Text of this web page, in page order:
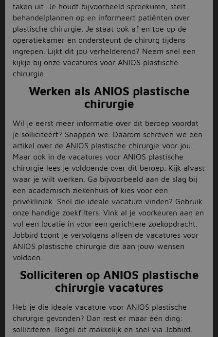
taken uit. Je houdt bijvoorbeeld spreekuren, stelt
behandelplannen op en informeert patiënten over
plastische chirurgie. Je staat ook af en toe op de
operatiekamer en ondersteunt de chirurg tijdens
ingrepen. Lijkt dit jou verhelderend? Neem snel een
kijkje bij onze vacatures voor ANIOS plastische
chirurgie.
Werken als ANIOS plastische
chirurgie
Wil je eerst meer informatie over dit beroep voordat
je solliciteert? Snappen we. Daarom schreven we een
artikel over de ANIOS plastische chirurgie voor jou.
Maar ook in de vacatures voor ANIOS plastische
chirurgie lees je voldoende over dit beroep. Kijk alvast
waar je wilt werken. Ga bijvoorbeeld aan de slag bij
een academisch ziekenhuis of kies voor een
privékliniek. Snel die ideale vacature vinden? Gebruik
onze handige zoekfilters. Vink al je voorkeuren aan en
vul een locatie in voor een gerichtere zoekopdracht.
Jobbird toont je vervolgens alleen de vacatures voor
ANIOS plastische chirurgie die aan jouw wensen
voldoen.
Solliciteren op ANIOS plastische
chirurgie vacatures
Heb je die ideale vacature voor ANIOS plastische
chirurgie gevonden? Dan rest er maar één ding:
solliciteren. Regel dit makkelijk en snel via Jobbird.